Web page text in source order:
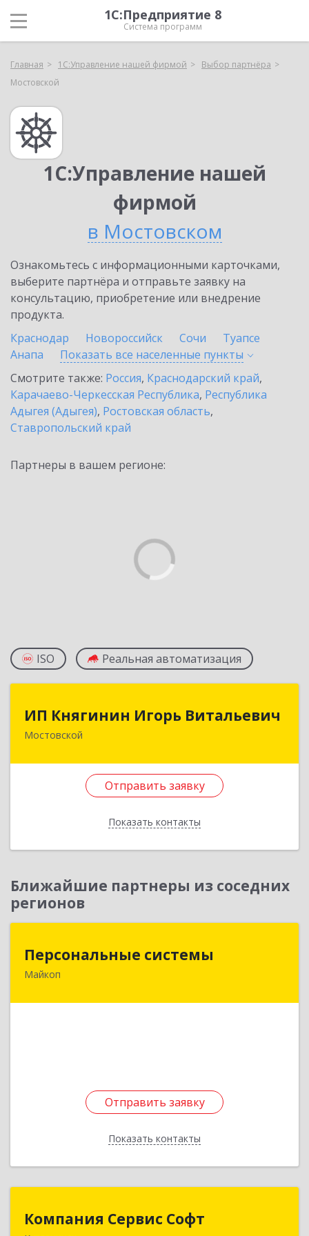
1С:Предприятие 8
Система программ
Главная 1С:Управление нашей фирмой
Выбор партнёра
Мостовской
1С:Управление нашей
фирмой
в Мостовском
Ознакомьтесь с информационными карточками,
выберите партнёра и отправьте заявку на
консультацию, приобретение или внедрение
продукта.
Краснодар
Новороссийск Сочи
Туапсе
Анапа
Показать все населенные пункты
Смотрите также: Россия, Краснодарский край,
Карачаево-Черкесская Республика, Республика
Адыгея (Адыгея), Ростовская область,
Ставропольский край
Партнеры в вашем регионе:
ISO Реальная автоматизация
ИП Княгинин Игорь Витальевич
Мостовской
Отправить заявку
Показать контакты
352570, Краснодарский край, Мостовский р-н,
Отправить заявку
Назад
Ближайшие партнеры из соседних
регионов
Персональные системы
Майкоп
Отправить заявку
Показать контакты
385000, Адыгея Респ, Майкоп г, Заводская ул,
Отправить заявку
Назад
Компания Сервис Софт
Компания Сервис Софт